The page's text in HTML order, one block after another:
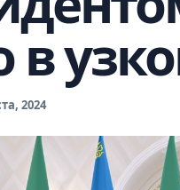
в
2024